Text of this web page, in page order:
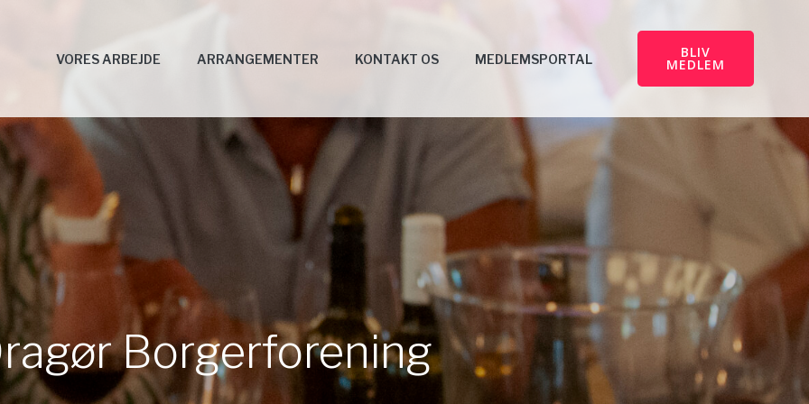
VORES ARBEJDE ARRANGEMENTER KONTAKT OS MEDLEMSPORTAL BLIV
MEDLEM
Borgerforening